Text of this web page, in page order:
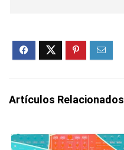
Artículos Relacionados